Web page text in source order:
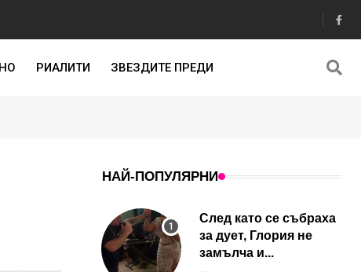
РИАЛИТИ ЗВЕЗДИТЕ ПРЕДИ
НАЙ-ПОПУЛЯРНИ
След като се събраха
за дует, Глория не
замълча и...